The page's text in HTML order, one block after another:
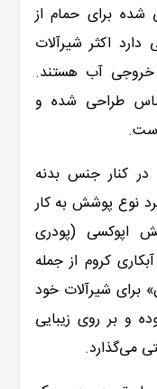
برای حمام از
اکثر شیرآلات
خروجی آب هستند.
طراحی شده و
کنار جنس بدنه
نوع پوشش به کار
اپوکسی (پودری
کروم از جمله
برای شیرآلات خود
و بر روی زیبایی
می‌گذارد.